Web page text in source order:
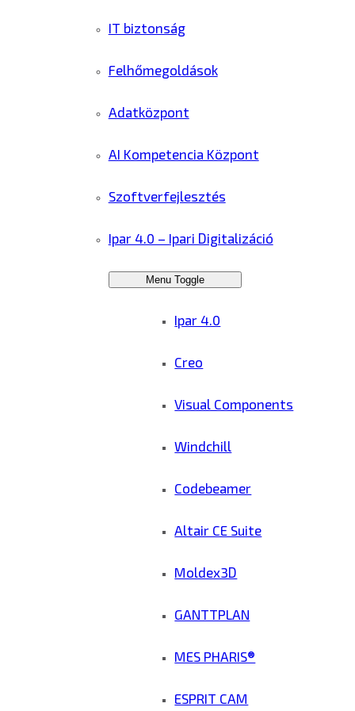
IT biztonság
Felhőmegoldások
Adatközpont
AI Kompetencia Központ
Szoftverfejlesztés
Ipar 4.0 – Ipari Digitalizáció
Menu Toggle
Ipar 4.0
Creo
Visual Components
Windchill
Codebeamer
Altair CE Suite
Moldex3D
GANTTPLAN
MES PHARIS®
ESPRIT CAM